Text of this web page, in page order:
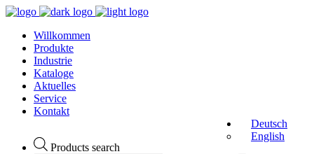
Willkommen
Produkte
Industrie
Kataloge
Aktuelles
Service
Kontakt
Products search
Deutsch
English